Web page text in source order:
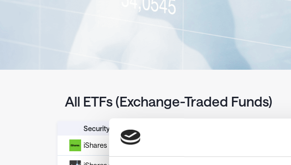
All ETFs (Exchange-Traded Funds)
Security
iShares MSCI ACWI ETF